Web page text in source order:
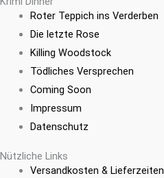
Roter Teppich ins Verderben
Die letzte Rose
Killing Woodstock
Tödliches Versprechen
Coming Soon
Impressum
Datenschutz
Nützliche Links
Versandkosten & Lieferzeiten